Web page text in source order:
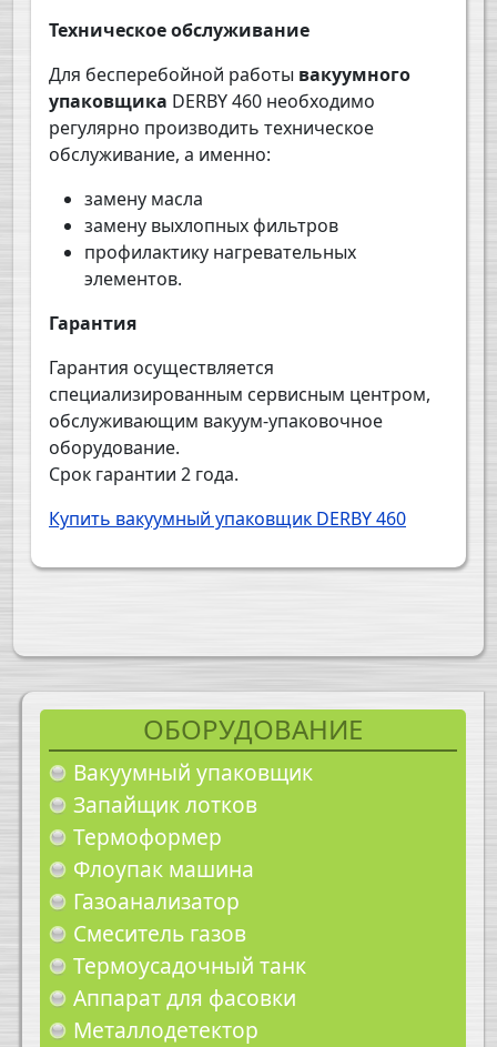
ОБОРУДОВАНИЕ
Вакуумный упаковщик
Запайщик лотков
Термоформер
Флоупак машина
Газоанализатор
Смеситель газов
Термоусадочный танк
Аппарат для фасовки
Металлодетектор
Техническое обслуживание
Для бесперебойной работы вакуумного
упаковщика DERBY460 необходимо
регулярно производить техническое
обслуживание, а именно:
замену масла
замену выхлопных фильтров
профилактику нагревательных
элементов.
Гарантия
Гарантия осуществляется
специализированным сервисным центром,
обслуживающим вакуум-упаковочное
оборудование.
Срок гарантии 2 года.
Купить вакуумный упаковщик DERBY 460